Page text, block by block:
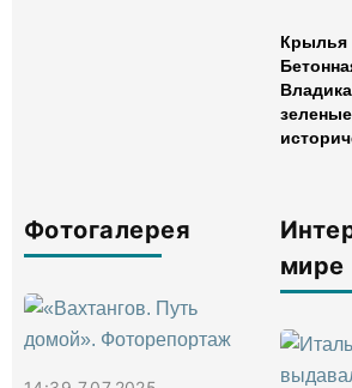
Крылья
Фотогалерея
мире